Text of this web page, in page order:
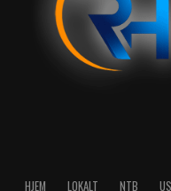
HJEM LOKALT NTB